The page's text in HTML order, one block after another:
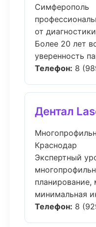
Симферополь
от
Более 20 лет
уверенность
Телефон: 8
Дентал
Краснодар
Экспертный
планирование,
минимальная
Телефон: 8